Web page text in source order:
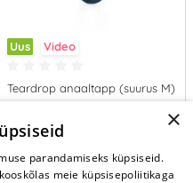
Uus Video
Teardrop anaaltapp (suurus M)
25.95 €
LISA OSTUKORVI
×
parandamiseks küpsiseid.
meie küpsisepoliitikaga